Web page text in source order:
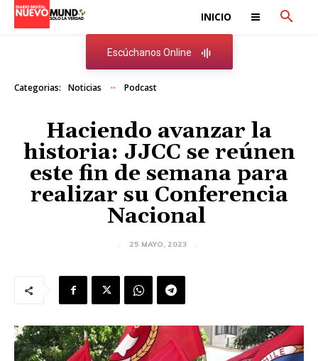
INICIO
Escúchanos Online
Categorias: Noticias Podcast
Haciendo avanzar la
historia: JJCC se reúnen
este fin de semana para
realizar su Conferencia
Nacional
25 MAYO, 2023